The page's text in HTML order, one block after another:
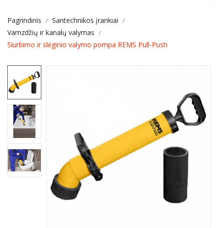
Pagrindinis
Santechnikos įrankiai
Vamzdžių ir kanalų valymas
Siurbimo ir slėginio valymo pompa REMS Pull-Push